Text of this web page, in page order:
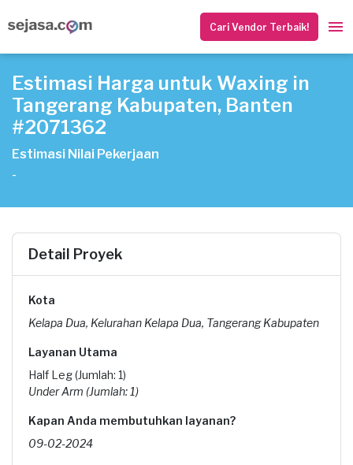
Cari Vendor Terbaik!
Estimasi Harga untuk Waxing in
Tangerang Kabupaten, Banten
#2071362
Estimasi Nilai Pekerjaan
-
Detail Proyek
Kota
Kelapa Dua, Kelurahan Kelapa Dua, Tangerang Kabupaten
Layanan Utama
Half Leg (Jumlah: 1)
Under Arm (Jumlah: 1)
Kapan Anda membutuhkan layanan?
09-02-2024